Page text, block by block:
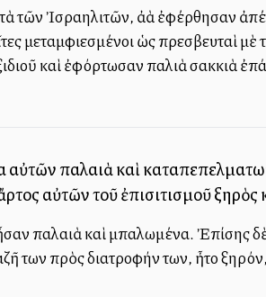
τῶν Ἰσραηλιτῶν, ἀλλὰ ἐφέρθησαν
μεταμφιεσμένοι ὡς πρεσβευταὶ μὲ
καὶ ἐφόρτωσαν παλιὰ σακκιὰ
παλαιὰ καὶ
αὐτῶν τοῦ ἐπισιτισμοῦ
παλαιὰ καὶ μπαλωμένα. Ἐπίσης
των πρὸς διατροφήν των, ἦτο